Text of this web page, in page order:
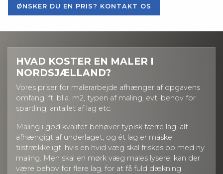
ØNSKER DU EN PRIS? KONTAKT OS
HVAD KOSTER EN MALER I
NORDSJÆLLAND?
Vores priser for malerarbejde afhænger af opgavens
omfang ift. bl.a. m2, typen af maling, evt. behov for
spartling, antallet af lag etc.
Maling i god kvalitet behøver typisk færre lag, alt
afhængigt af underlaget, og ét lag er måske
tilstrækkeligt, hvis en hvid væg skal friskes op med ny
maling. Men skal en mørk væg males lysere, kan der
være behov for flere lag, for at få fuld dækning.